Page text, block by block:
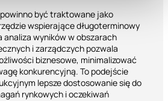
być traktowane jako
wspierające długoterminowy
analiza wyników w obszarach
i zarządczych pozwala
biznesowe, minimalizować
konkurencyjną. To podejście
lepsze dostosowanie się do
rynkowych i oczekiwań